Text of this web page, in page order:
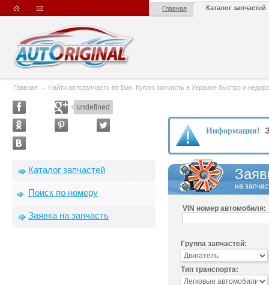
Главная Каталог запчастей
Главная → Найти автозапчасть по Вин. Куплю запчасть в Украине быстро и
undefined
Каталог запчастей
Поиск по номеру
Заявка на запчасть
Информация!
на
VIN номер автомобиля:
Группа запчастей:
Тип транспорта: